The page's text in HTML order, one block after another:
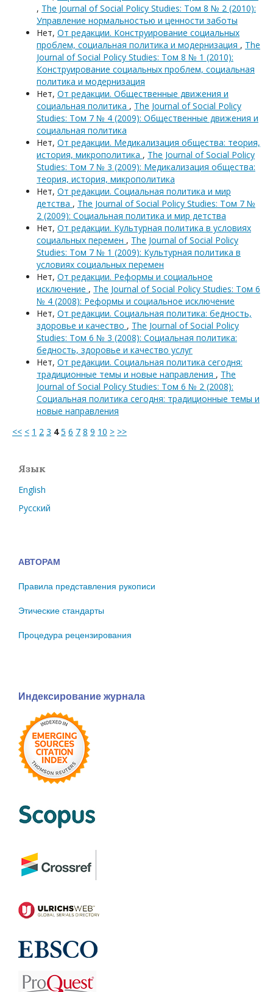
, The Journal of Social Policy Studies: Том 8 № 2 (2010):
Управление нормальностью и ценности заботы
Нет, От редакции. Конструирование социальных
проблем, социальная политика и модернизация , The
Journal of Social Policy Studies: Том 8 № 1 (2010):
Конструирование социальных проблем, социальная
политика и модернизация
Нет, От редакции. Общественные движения и
социальная политика , The Journal of Social Policy
Studies: Том 7 № 4 (2009): Общественные движения и
социальная политика
Нет, От редакции. Медикализация общества: теория,
история, микрополитика , The Journal of Social Policy
Studies: Том 7 № 3 (2009): Медикализация общества:
теория, история, микрополитика
Нет, От редакции. Социальная политика и мир
детства , The Journal of Social Policy Studies: Том 7 №
2 (2009): Социальная политика и мир детства
Нет, От редакции. Культурная политика в условиях
социальных перемен , The Journal of Social Policy
Studies: Том 7 № 1 (2009): Культурная политика в
условиях социальных перемен
Нет, От редакции. Реформы и социальное
исключение , The Journal of Social Policy Studies: Том 6
№ 4 (2008): Реформы и социальное исключение
Нет, От редакции. Социальная политика: бедность,
здоровье и качество , The Journal of Social Policy
Studies: Том 6 № 3 (2008): Социальная политика:
бедность, здоровье и качество услуг
Нет, От редакции. Социальная политика сегодня:
традиционные темы и новые направления , The
Journal of Social Policy Studies: Том 6 № 2 (2008):
Социальная политика сегодня: традиционные темы и
новые направления
<< < 1 2 3 4 5 6 7 8 9 10 > >>
Язык
English
Русский
АВТОРАМ
Правила представления рукописи
Этические стандарты
Процедура рецензирования
Индексирование журнала